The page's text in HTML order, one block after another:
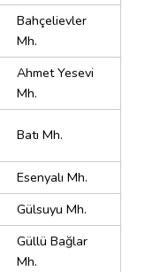
Bahçelievler
Mh.
Ahmet Yesevi
Mh.
Batı Mh.
Esenyalı Mh.
Gülsuyu Mh.
Güllü Bağlar
Mh.